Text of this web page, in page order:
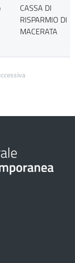
CASSA DI
RISPARMIO DI
MACERATA
Pagina